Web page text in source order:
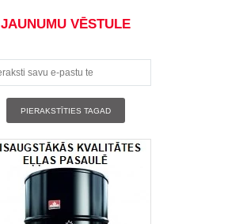
JAUNUMU VĒSTULE